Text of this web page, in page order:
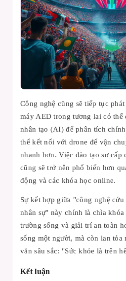
Công nghệ cũng sẽ tiếp tục
máy AED trong tương lai có thể
nhân tạo (AI) để phân tích
thể kết nối với drone để vận
nhanh hơn. Việc đào tạo sơ cấp
cũng sẽ trở nên phổ biến hơn
động và các khóa học online.
Sự kết hợp giữa "công nghệ
nhân sự" này chính là chìa
trường sống và giải trí an toàn
sống một người, mà còn lan tỏa
văn sâu sắc: "Sức khỏe là trên
Kết luận